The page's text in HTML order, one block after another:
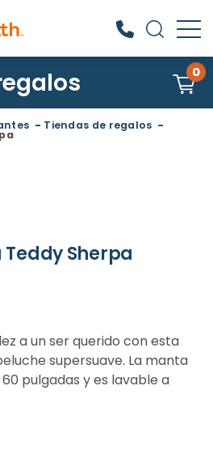
a
0
- Tiendas de regalos -
Sherpa
a un ser querido con esta
supersuave. La manta
pulgadas y es lavable a